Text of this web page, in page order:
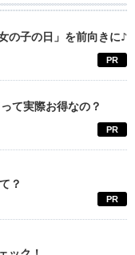
の子の日」を前向きに♪
PR
て実際お得なの？
PR
？
PR